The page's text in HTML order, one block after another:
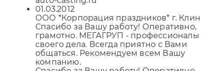
01.03.2012
ООО *Корпорация праздников* г. Клин
Спасибо за Вашу работу! Оперативно,
грамотно. МЕГАГРУП - профессионалы
своего дела. Всегда приятно с Вами
общаться. Рекомендуем всем Вашу
компанию.